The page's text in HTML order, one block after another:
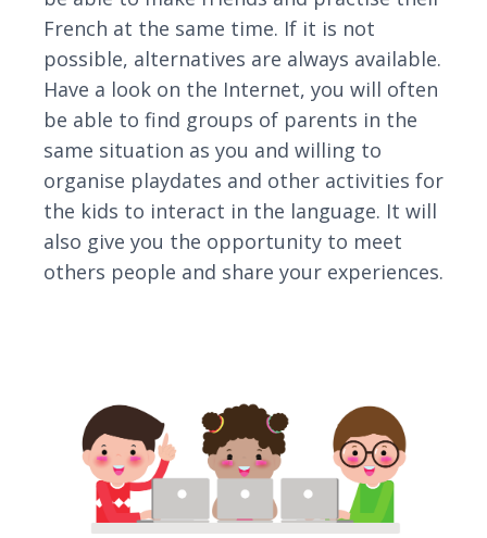
French at the same time. If it is not
possible, alternatives are always available.
Have a look on the Internet, you will often
be able to find groups of parents in the
same situation as you and willing to
organise playdates and other activities for
the kids to interact in the language. It will
also give you the opportunity to meet
others people and share your experiences.